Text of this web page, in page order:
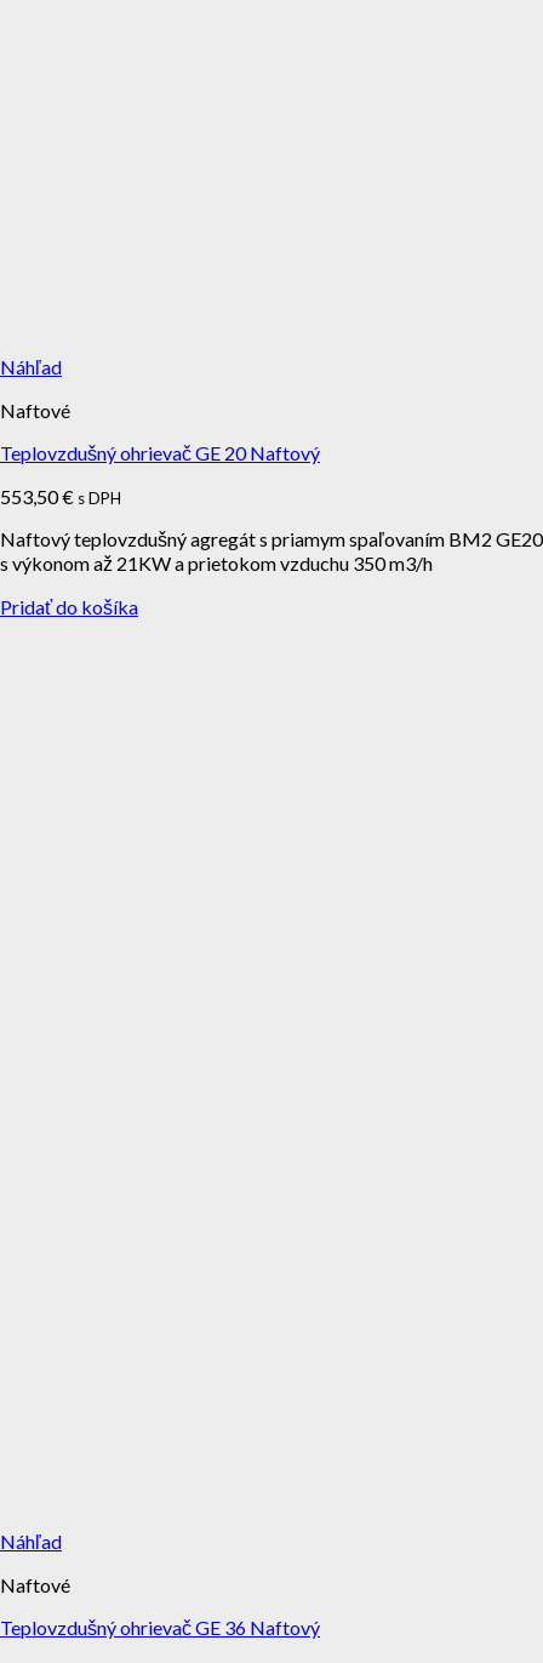
Náhľad
Naftové
Teplovzdušný ohrievač GE 20 Naftový
553,50€ s DPH
Naftový teplovzdušný agregát s priamym spaľovaním BM2 GE20
s výkonom až 21KW a prietokom vzduchu 350 m3/h
Pridať do košíka
Náhľad
Naftové
Teplovzdušný ohrievač GE 36 Naftový